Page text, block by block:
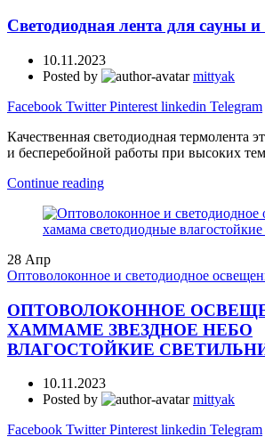
Светодиодная лента для сауны
10.11.2023
Posted by
mittyak
Facebook Twitter Pinterest linkedin Telegram
Качественная светодиодная термолента
и бесперебойной работы при высоких
Continue reading
28 Апр
Оптоволоконное и светодиодное
ОПТОВОЛОКОННОЕ
ХАММАМЕ ЗВЕЗДНОЕ НЕБО
ВЛАГОСТОЙКИЕ
10.11.2023
Posted by
mittyak
Facebook Twitter Pinterest linkedin Telegram